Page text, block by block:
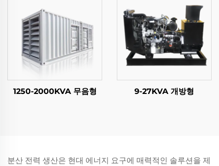
1250-2000KVA 무음형 9-27KVA 개방형
분산 전력 생산은 현대 에너지 요구에 매력적인 솔루션을 제